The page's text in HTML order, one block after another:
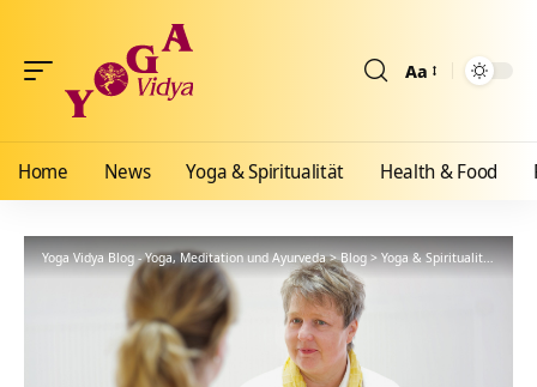
Aa
Home News Yoga & Spiritualität Health & Food
Yoga Vidya Blog - Yoga, Meditation und Ayurveda>Blog>Yoga & Spiritualität >